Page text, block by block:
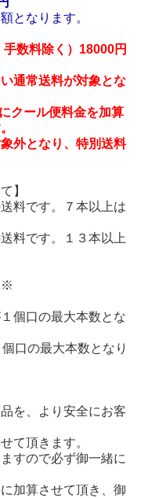
となります。
数料除く）18000円
通常送料が対象とな
クール便料金を加算
外となり、特別送料
】
料です。７本以上は
料です。１３本以上
※
個口の最大本数とな
口の最大本数となり
を、より安全にお客
て頂きます。
すので必ず御一緒に
加算させて頂き、御